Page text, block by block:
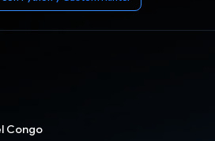
Congo